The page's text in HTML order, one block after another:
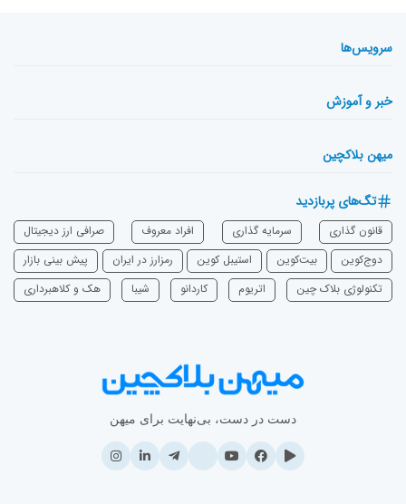
سرویس‌ها
خبر و آموزش
میهن بلاکچین
تگ‌های پربازدید
قانون گذاری سرمایه‌ گذاری افراد معروف
صرافی ارز دیجیتال
دوج‌کوین
بیت‌کوین استیبل کوین رمزارز در ایران
پیش بینی بازار
تکنولوژی بلاک چین
اتریوم ‌کاردانو شیبا هک و کلاهبرداری
دست در دست، بی‌نهایت برای میهن